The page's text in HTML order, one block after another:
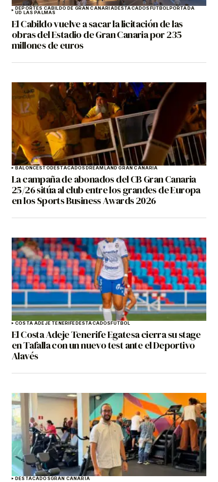
DEPORTES CABILDO DE GRAN CANARIADESTACADOSFÚTBOLPORTADA
UD LAS PALMAS
El Cabildo vuelve a sacar la licitación de las
obras del Estadio de Gran Canaria por 235
millones de euros
BALONCESTODESTACADOSDREAMLAND GRAN CANARIA
La campaña de abonados del CB Gran Canaria
25/26 sitúa al club entre los grandes de Europa
en los Sports Business Awards 2026
COSTA ADEJE TENERIFEDESTACADOSFÚTBOL
El Costa Adeje Tenerife Egatesa cierra su stage
en Tafalla con un nuevo test ante el Deportivo
Alavés
DESTACADOSGRAN CANARIA